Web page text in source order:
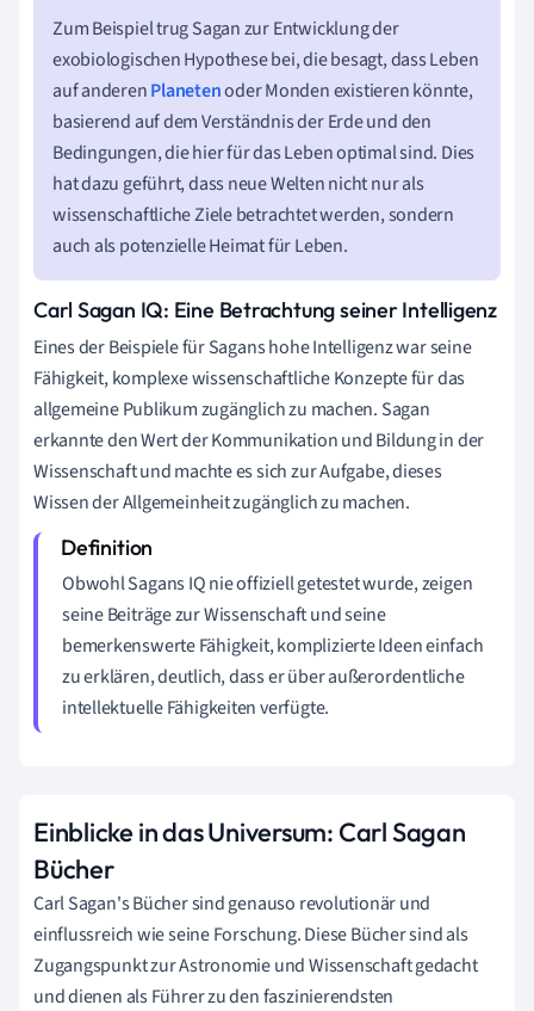
Zum Beispiel trug Sagan zur Entwicklung der
exobiologischen Hypothese bei, die besagt, dass Leben
auf anderenPlanetenoder Monden existieren könnte,
basierend auf dem Verständnis der Erde und den
Bedingungen, die hier für das Leben optimal sind. Dies
hat dazu geführt, dass neue Welten nicht nur als
wissenschaftliche Ziele betrachtet werden, sondern
auch als potenzielle Heimat für Leben.
Carl Sagan IQ: Eine Betrachtung seiner Intelligenz
Eines der Beispiele für Sagans hohe Intelligenz war seine
Fähigkeit, komplexe wissenschaftliche Konzepte für das
allgemeine Publikum zugänglich zu machen. Sagan
erkannte den Wert der Kommunikation und Bildung in der
Wissenschaft und machte es sich zur Aufgabe, dieses
Wissen der Allgemeinheit zugänglich zu machen.
Obwohl Sagans IQ nie offiziell getestet wurde, zeigen
seine Beiträge zur Wissenschaft und seine
bemerkenswerte Fähigkeit, komplizierte Ideen einfach
zu erklären, deutlich, dass er über außerordentliche
intellektuelle Fähigkeiten verfügte.
Einblicke in das Universum: Carl Sagan
Bücher
Carl Sagan's Bücher sind genauso revolutionär und
einflussreich wie seine Forschung. Diese Bücher sind als
Zugangspunkt zur Astronomie und Wissenschaft gedacht
und dienen als Führer zu den faszinierendsten